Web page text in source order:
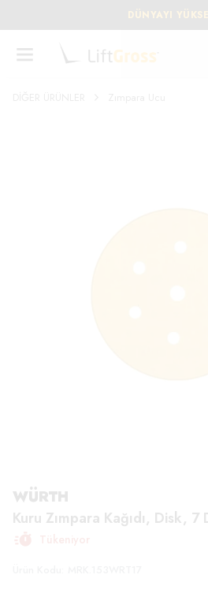
DÜNYAYI
WÜRTH
Kuru Zımpara Kağıdı, Disk,